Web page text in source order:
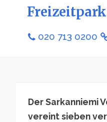
020 713 0200
Der Sarkanniemi
vereint sieben